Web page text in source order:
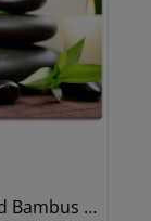
auf Holz